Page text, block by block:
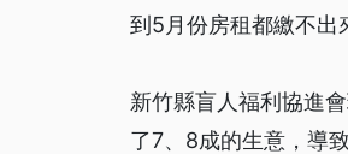
到5月份房租都繳不出
新竹縣盲人福利協進
了7、8成的生意，導